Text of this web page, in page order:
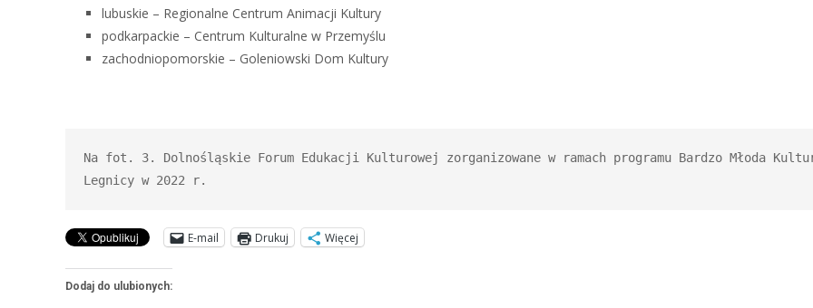
lubuskie – Regionalne Centrum Animacji Kultury
podkarpackie – Centrum Kulturalne w Przemyślu
zachodniopomorskie – Goleniowski Dom Kultury
Na fot. 3. Dolnośląskie Forum Edukacji Kulturowej zorganizowane w ramach programu Bardzo Młoda
Legnicy w 2022 r.
E-mail Drukuj Więcej
Dodaj do ulubionych: